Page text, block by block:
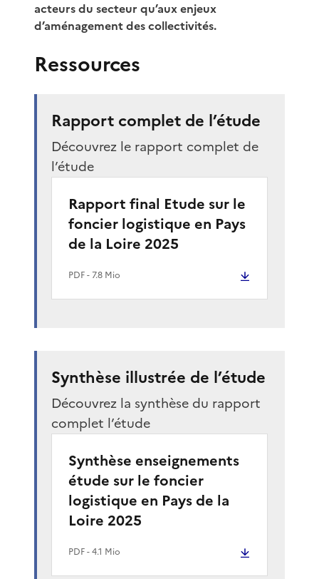
acteurs du secteur qu’aux enjeux
d’aménagement des collectivités.
Ressources
Rapport complet de l’étude
Découvrez le rapport complet de
l’étude
Rapport final Etude sur le
foncier logistique en Pays
de la Loire 2025
PDF- 7.8 Mio
Synthèse illustrée de l’étude
Découvrez la synthèse du rapport
complet l’étude
Synthèse enseignements
étude sur le foncier
logistique en Pays de la
Loire 2025
PDF- 4.1 Mio